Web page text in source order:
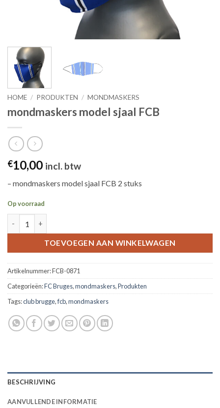
HOME / PRODUKTEN / MONDMASKERS
mondmaskers model sjaal FCB
€10,00 incl. btw
– mondmaskers model sjaal FCB 2 stuks
Op voorraad
TOEVOEGEN AAN WINKELWAGEN
Artikelnummer:FCB-0871
Categorieën:FC Bruges,mondmaskers,Produkten
Tags:club brugge,fcb,mondmaskers
BESCHRIJVING
AANVULLENDE INFORMATIE